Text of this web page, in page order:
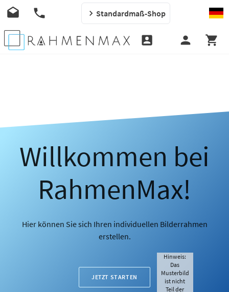
Standardmaß-Shop
Willkommen bei
RahmenMax!
Hier können Sie sich Ihren individuellen Bilderrahmen
erstellen.
JETZT STARTEN
Hinweis:
Das
Musterbild
ist nicht
Teil der